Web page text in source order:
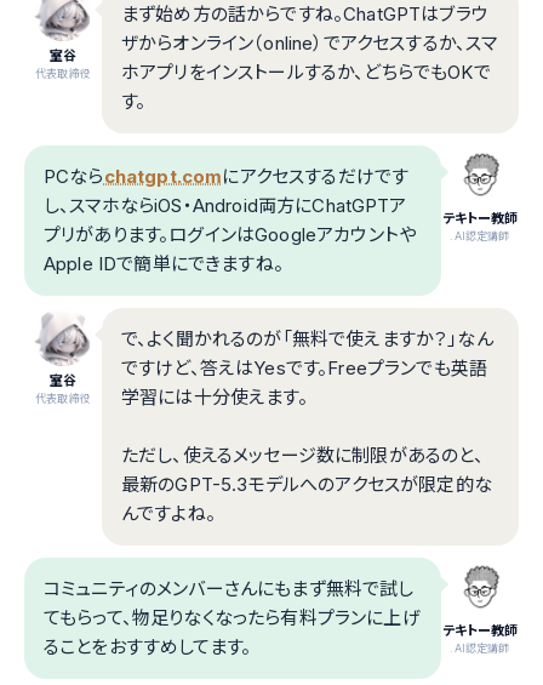
室谷
代表取締役
まず始め方の話からですね。ChatGPTはブラウ
ザからオンライン（online）でアクセスするか、スマ
ホアプリをインストールするか、どちらでもOKで
す。
テキトー教師
.AI認定講師
PCならchatgpt.comにアクセスするだけです
し、スマホならiOS・Android両方にChatGPTア
プリがあります。ログインはGoogleアカウントや
Apple IDで簡単にできますね。
室谷
代表取締役
で、よく聞かれるのが「無料で使えますか？」なん
ですけど、答えはYesです。Freeプランでも英語
学習には十分使えます。
ただし、使えるメッセージ数に制限があるのと、
最新のGPT-5.3モデルへのアクセスが限定的な
んですよね。
テキトー教師
.AI認定講師
コミュニティのメンバーさんにもまず無料で試し
てもらって、物足りなくなったら有料プランに上げ
ることをおすすめしてます。